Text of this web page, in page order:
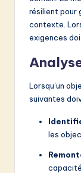
résilient pour
contexte.
exigences
Lorsqu’un
suivantes
les